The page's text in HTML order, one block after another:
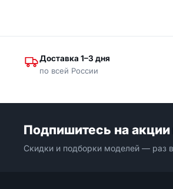
Доставка 1–3 дня
по всей России
Подпишитесь на акции
Скидки и подборки моделей — раз